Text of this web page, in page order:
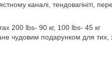
каналі, тендовагініті,
200 lbs- 90 кг, 100 lbs- 45 кг
чудовим подарунком для тих,